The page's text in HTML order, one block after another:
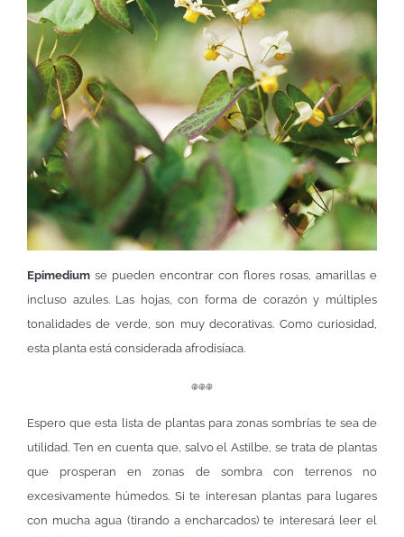
Epimedium se pueden encontrar con flores rosas, amarillas e
incluso azules. Las hojas, con forma de corazón y múltiples
tonalidades de verde, son muy decorativas. Como curiosidad,
esta planta está considerada afrodisíaca.
𐇵𐇵𐇵
Espero que esta lista de plantas para zonas sombrías te sea de
utilidad. Ten en cuenta que, salvo el Astilbe, se trata de plantas
que prosperan en zonas de sombra con terrenos no
excesivamente húmedos. Si te interesan plantas para lugares
con mucha agua (tirando a encharcados) te interesará leer el